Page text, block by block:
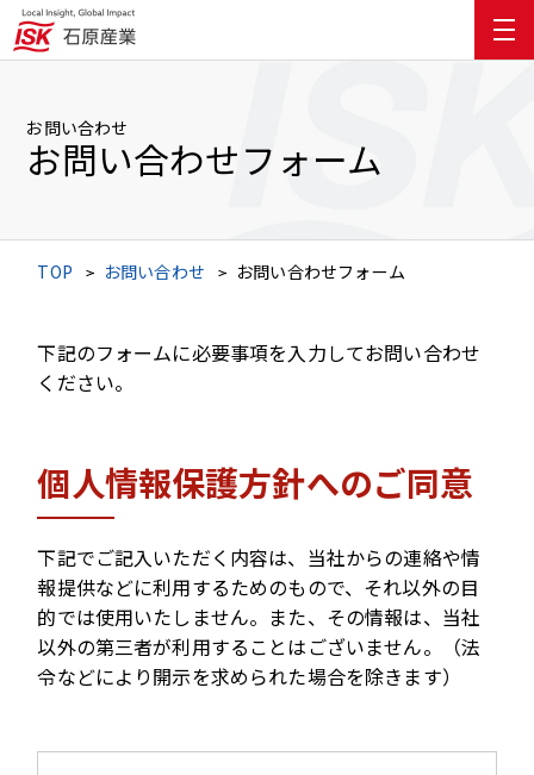
お問い合わせ
お問い合わせフォーム
TOP お問い合わせ お問い合わせフォーム
下記のフォームに必要事項を入力してお問い合わせ
ください。
個人情報保護方針へのご同意
下記でご記入いただく内容は、当社からの連絡や情
報提供などに利用するためのもので、それ以外の目
的では使用いたしません。また、その情報は、当社
以外の第三者が利用することはございません。（法
令などにより開示を求められた場合を除きます）